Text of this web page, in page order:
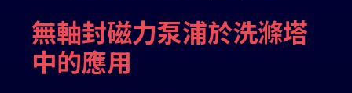
無軸封磁力泵浦於洗滌塔
中的應用